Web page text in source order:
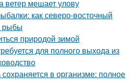
ветер мешает улову
как северо-восточный
рыбы
природой зимой
для полного выхода из
сохраняется в организме: полное